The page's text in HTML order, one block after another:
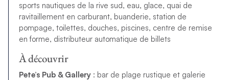
sports nautiques de la rive sud, eau, glace, quai de
ravitaillement en carburant, buanderie, station de
pompage, toilettes, douches, piscines, centre de remise
en forme, distributeur automatique de billets
À découvrir
Pete’s Pub & Gallery: bar de plage rustique et galerie